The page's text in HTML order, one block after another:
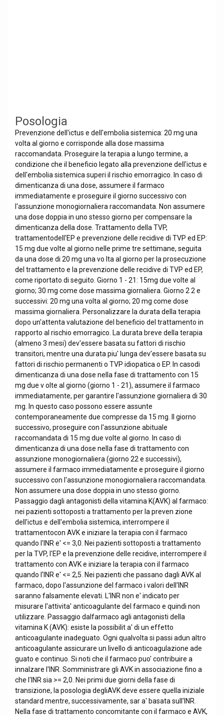
Posologia
Prevenzione dell'ictus e dell'embolia sistemica: 20 mg una
volta al giorno e corrisponde alla dose massima
raccomandata. Proseguire la terapia a lungo termine, a
condizione che il beneficio legato alla prevenzione dell'ictus e
dell'embolia sistemica superi il rischio emorragico. In caso di
dimenticanza di una dose, assumere il farmaco
immediatamente e proseguire il giorno successivo con
l'assunzione monogiornaliera raccomandata. Non assumere
una dose doppia in uno stesso giorno per compensare la
dimenticanza della dose. Trattamento della TVP,
trattamentodell'EP e prevenzione delle recidive di TVP ed EP:
15 mg due volte al giorno nelle prime tre settimane, seguita
da una dose di 20 mg una vo lta al giorno per la prosecuzione
del trattamento e la prevenzione delle recidive di TVP ed EP,
come riportato di seguito. Giorno 1 - 21: 15mg due volte al
giorno; 30 mg come dose massima giornaliera. Giorno 2 2 e
successivi: 20 mg una volta al giorno; 20 mg come dose
massima giornaliera. Personalizzare la durata della terapia
dopo un'attenta valutazione del beneficio del trattamento in
rapporto al rischio emorragico. La durata breve della terapia
(almeno 3 mesi) dev'essere basata su fattori di rischio
transitori, mentre una durata piu' lunga dev'essere basata su
fattori di rischio permanenti o TVP idiopatica o EP. In casodi
dimenticanza di una dose nella fase di trattamento con 15
mg due v olte al giorno (giorno 1 - 21), assumere il farmaco
immediatamente, per garantire l'assunzione giornaliera di 30
mg. In questo caso possono essere assunte
contemporaneamente due compresse da 15 mg. Il giorno
successivo, proseguire con l'assunzione abituale
raccomandata di 15 mg due volte al giorno. In caso di
dimenticanza di una dose nella fase di trattamento con
assunzione monogiornaliera (giorno 22 e successivi),
assumere il farmaco immediatamente e proseguire il giorno
successivo con l'assunzione monogiornaliera raccomandata.
Non assumere una dose doppia in uno stesso giorno.
Passaggio dagli antagonisti della vitamina K(AVK) al farmaco:
nei pazienti sottoposti a trattamento per la preven zione
dell'ictus e dell'embolia sistemica, interrompere il
trattamentocon AVK e iniziare la terapia con il farmaco
quando l'INR e' <= 3,0. Nei pazienti sottoposti a trattamento
per la TVP, l'EP e la prevenzione delle recidive, interrompere il
trattamento con AVK e iniziare la terapia con il farmaco
quando l'INR e' <= 2,5. Nei pazienti che passano dagli AVK al
farmaco, dopo l'assunzione del farmaco i valori dell'INR
saranno falsamente elevati. L'INR non e' indicato per
misurare l'attivita' anticoagulante del farmaco e quindi non
utilizzare. Passaggio dalfarmaco agli antagonisti della
vitamina K (AVK): esiste la possibilit a' di un effetto
anticoagulante inadeguato. Ogni qualvolta si passi adun altro
anticoagulante assicurare un livello di anticoagulazione ade
guato e continuo. Si noti che il farmaco puo' contribuire a
innalzare l'INR. Somministrare gli AVK in associazione fino a
che l'INR sia >= 2,0. Nei primi due giorni della fase di
transizione, la posologia degliAVK deve essere quella iniziale
standard mentre, successivamente, sar a' basata sull'INR.
Nella fase di trattamento concomitante con il farmaco e AVK,